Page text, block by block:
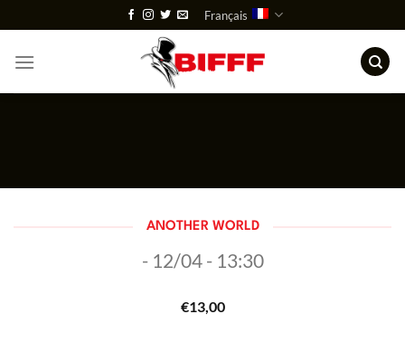
au
contenu
Français
ANOTHER WORLD
- 12/04 - 13:30
€13,00